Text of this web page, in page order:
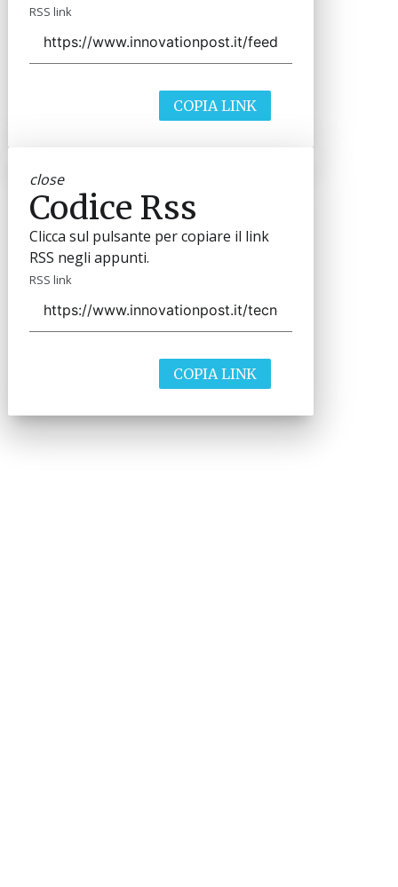
RSS link
COPIA LINK
close
Codice Rss
Clicca sul pulsante per copiare il link
RSS negli appunti.
RSS link
COPIA LINK